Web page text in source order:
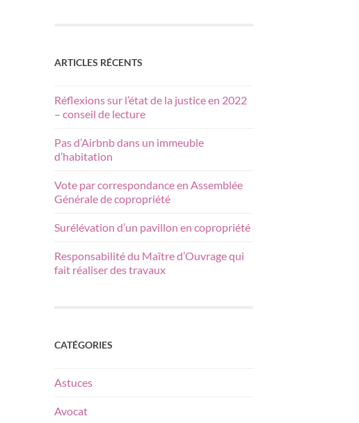
ARTICLES RÉCENTS
Réflexions sur l’état de la justice en 2022
– conseil de lecture
Pas d’Airbnb dans un immeuble
d’habitation
Vote par correspondance en Assemblée
Générale de copropriété
Surélévation d’un pavillon en copropriété
Responsabilité du Maître d’Ouvrage qui
fait réaliser des travaux
CATÉGORIES
Astuces
Avocat